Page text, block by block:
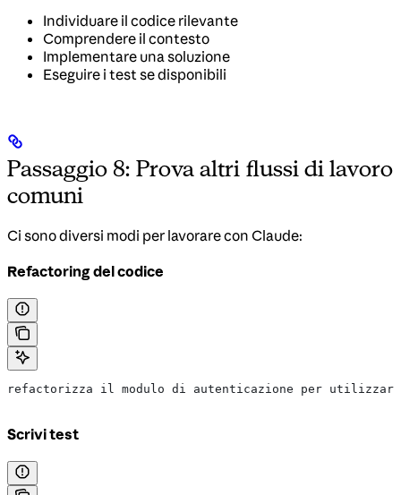
Individuare il codice rilevante
Comprendere il contesto
Implementare una soluzione
Eseguire i test se disponibili
Passaggio 8: Prova altri flussi di lavoro
comuni
Ci sono diversi modi per lavorare con Claude:
Refactoring del codice
refactorizza il modulo di autenticazione per
Scrivi test